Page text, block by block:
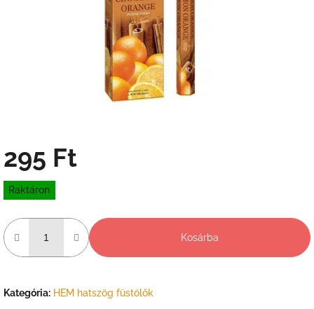
295 Ft
Egységár:
Raktáron
Kosárba
Kategória: HEM hatszög füstölők